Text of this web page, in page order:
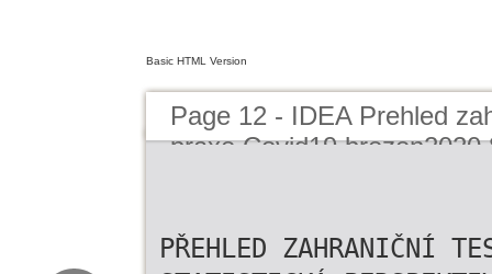
Basic HTML Version
Page 12 - IDEA Prehled
praxe Covid19 brezen2020
PŘEHLED ZAHRANIČNÍ